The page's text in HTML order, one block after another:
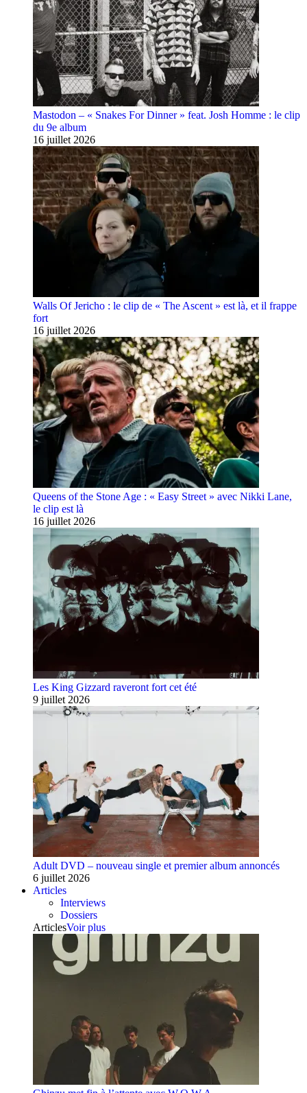
Mastodon – « Snakes For Dinner » feat. Josh Homme : le clip
du 9e album
16 juillet 2026
Walls Of Jericho : le clip de « The Ascent » est là, et il frappe
fort
16 juillet 2026
Queens of the Stone Age : « Easy Street » avec Nikki Lane,
le clip est là
16 juillet 2026
Les King Gizzard raveront fort cet été
9 juillet 2026
Adult DVD – nouveau single et premier album annoncés
6 juillet 2026
Articles
Interviews
Dossiers
ArticlesVoir plus